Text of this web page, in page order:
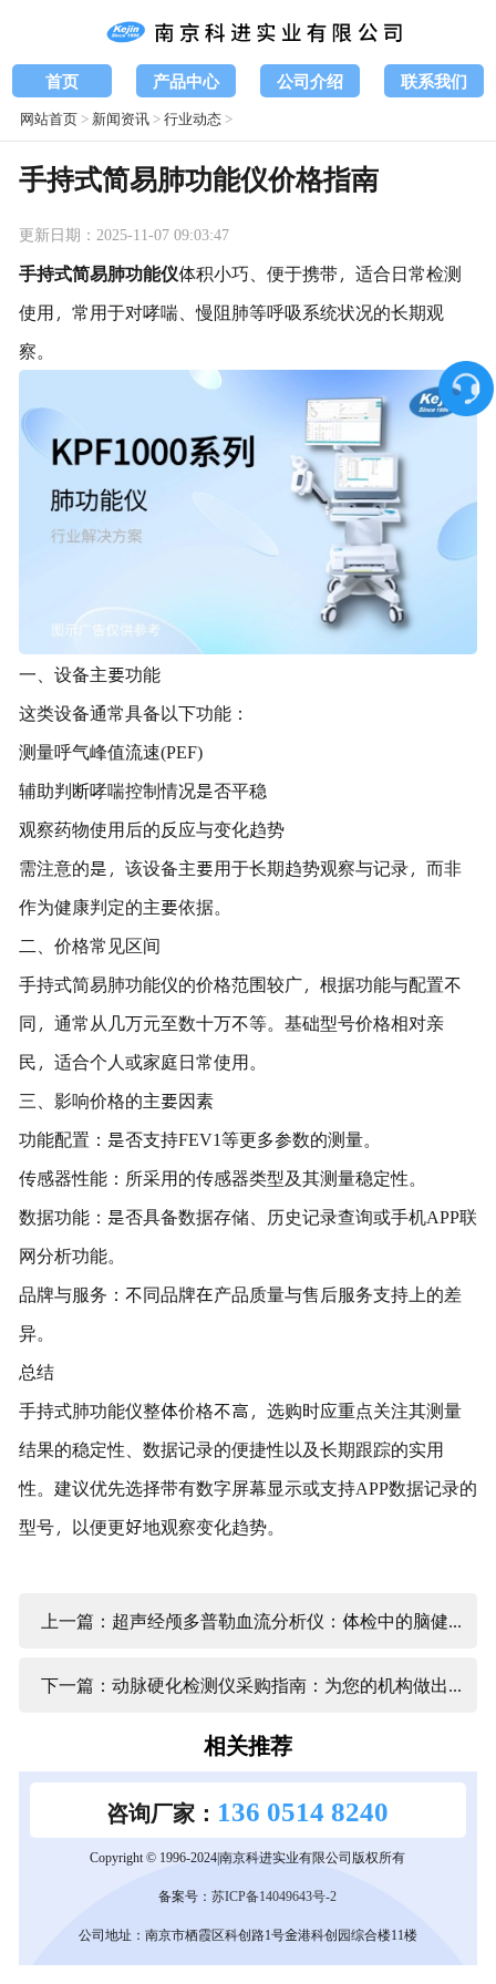
首页 产品中心 公司介绍 联系我们
网站首页> 新闻资讯>行业动态>
手持式简易肺功能仪价格指南
更新日期：2025-11-07 09:03:47
手持式简易肺功能仪体积小巧、便于携带，适合日常检测
使用，常用于对哮喘、慢阻肺等呼吸系统状况的长期观
察。
一、设备主要功能
这类设备通常具备以下功能：
测量呼气峰值流速(PEF)
辅助判断哮喘控制情况是否平稳
观察药物使用后的反应与变化趋势
需注意的是，该设备主要用于长期趋势观察与记录，而非
作为健康判定的主要依据。
二、价格常见区间
手持式简易肺功能仪的价格范围较广，根据功能与配置不
同，通常从几万元至数十万不等。基础型号价格相对亲
民，适合个人或家庭日常使用。
三、影响价格的主要因素
功能配置：是否支持FEV1等更多参数的测量。
传感器性能：所采用的传感器类型及其测量稳定性。
数据功能：是否具备数据存储、历史记录查询或手机APP联
网分析功能。
品牌与服务：不同品牌在产品质量与售后服务支持上的差
异。
总结
手持式肺功能仪整体价格不高，选购时应重点关注其测量
结果的稳定性、数据记录的便捷性以及长期跟踪的实用
性。建议优先选择带有数字屏幕显示或支持APP数据记录的
型号，以便更好地观察变化趋势。
上一篇：超声经颅多普勒血流分析仪：体检中的脑健康“预警哨兵”
下一篇：动脉硬化检测仪采购指南：为您的机构做出明智选择
相关推荐
咨询厂家： 136 0514 8240
Copyright © 1996-2024|南京科进实业有限公司版权所有
备案号：苏ICP备14049643号-2
公司地址：南京市栖霞区科创路1号金港科创园综合楼11楼